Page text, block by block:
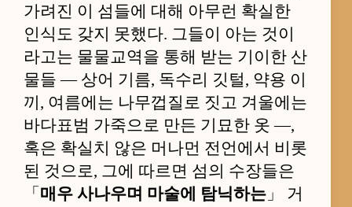
가려진 이 섬들에 대해 아무런 확실한
인식도 갖지 못했다. 그들이 아는 것이
라고는 물물교역을 통해 받는 기이한 산
물들 — 상어 기름, 독수리 깃털, 약용 이
끼, 여름에는 나무껍질로 짓고 겨울에는
바다표범 가죽으로 만든 기묘한 옷 —,
혹은 확실치 않은 머나먼 전언에서 비롯
된 것으로, 그에 따르면 섬의 수장들은
「 매우 사나우며 마술에 탐닉하는 」 거